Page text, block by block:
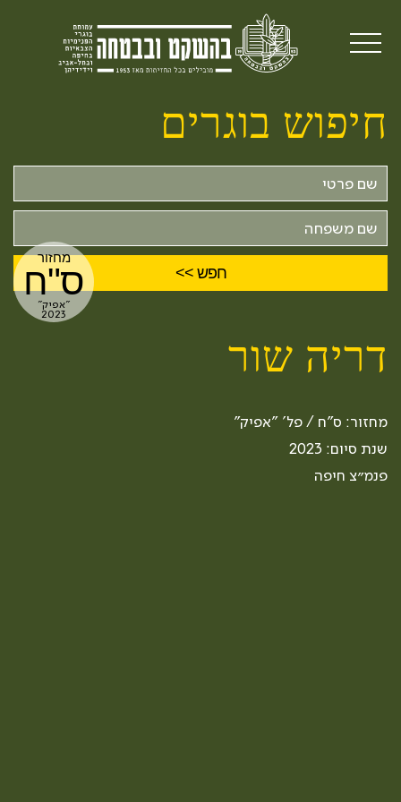
חיפוש בוגרים
שם
פרטי
שם
משפחה
מחזור
ס"ח
"אפיק"
2023
דריה שור
מחזור: ס"ח / פל' "אפיק"
שנת סיום: 2023
פנמ״צ חיפה